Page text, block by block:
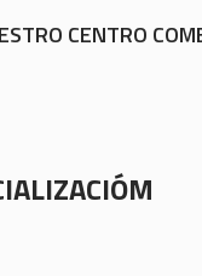
CENTRO